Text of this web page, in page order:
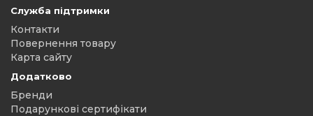
Служба підтримки
Контакти
Повернення товару
Карта сайту
Додатково
Бренди
Подарункові сертифікати